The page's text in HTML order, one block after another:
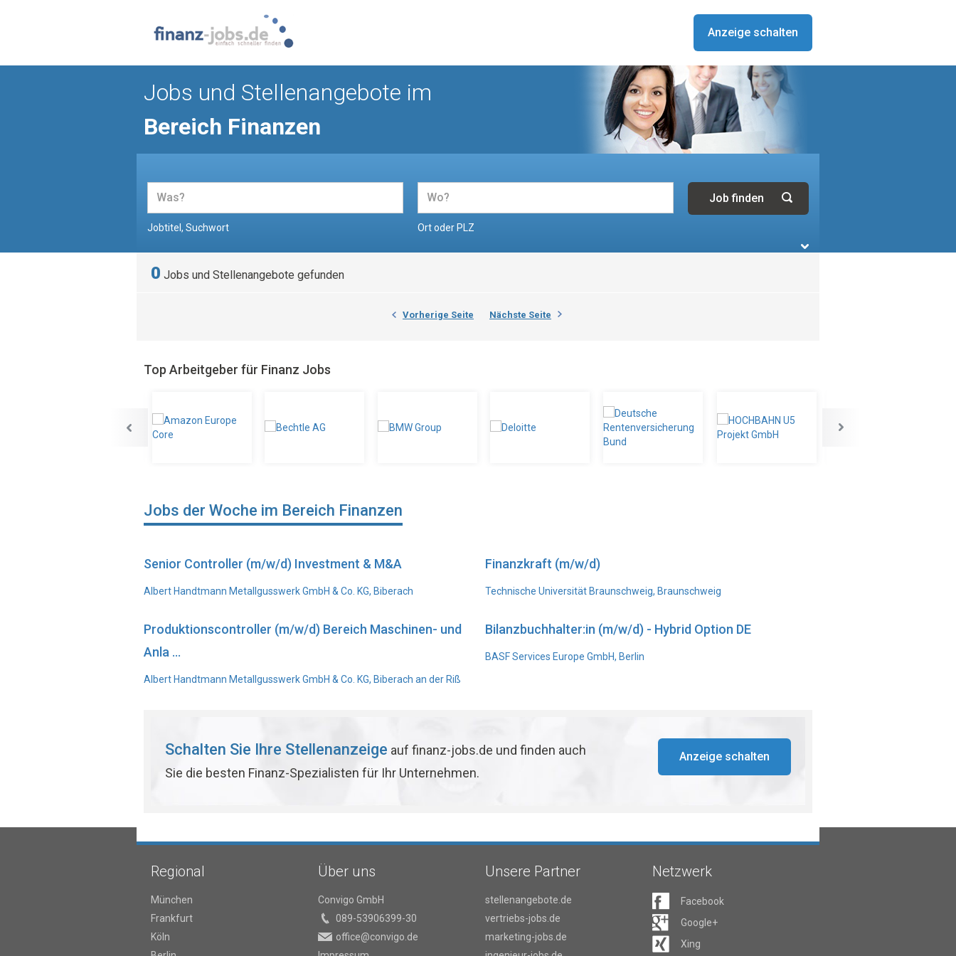
Anzeige schalten
Jobs und Stellenangebote im
Bereich Finanzen
Jobtitel, Suchwort Ort oder PLZ
0 Jobs und Stellenangebote gefunden
Vorherige Seite Nächste Seite
Top Arbeitgeber für Finanz Jobs
Jobs der Woche im Bereich Finanzen
Senior Controller (m/w/d) Investment & M&A
Albert Handtmann Metallgusswerk GmbH & Co. KG, Biberach
Finanzkraft (m/w/d)
Technische Universität Braunschweig, Braunschweig
Produktionscontroller (m/w/d) Bereich Maschinen- und
Anla ...
Albert Handtmann Metallgusswerk GmbH & Co. KG, Biberach an der Riß
Bilanzbuchhalter:in (m/w/d) - Hybrid Option DE
BASF Services Europe GmbH, Berlin
Schalten Sie Ihre Stellenanzeige auf finanz-jobs.de und finden auch
Sie die besten Finanz-Spezialisten für Ihr Unternehmen.
Anzeige schalten
Regional
München
Frankfurt
Köln
Über uns
Convigo GmbH
089-53906399-30
office@convigo.de
Unsere Partner
stellenangebote.de
vertriebs-jobs.de
marketing-jobs.de
Netzwerk
Facebook
Google+
Xing